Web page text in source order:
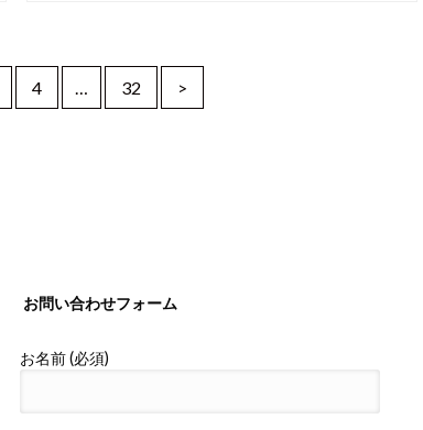
4 32 >
お問い合わせフォーム
お名前 (必須)